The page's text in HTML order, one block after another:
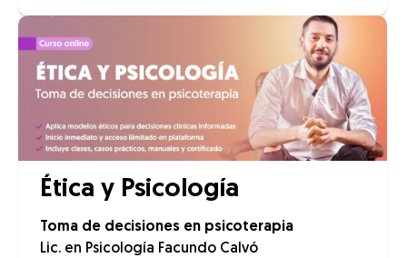
Ética y Psicología
Toma de decisiones en psicoterapia
Lic. en Psicología Facundo Calvó